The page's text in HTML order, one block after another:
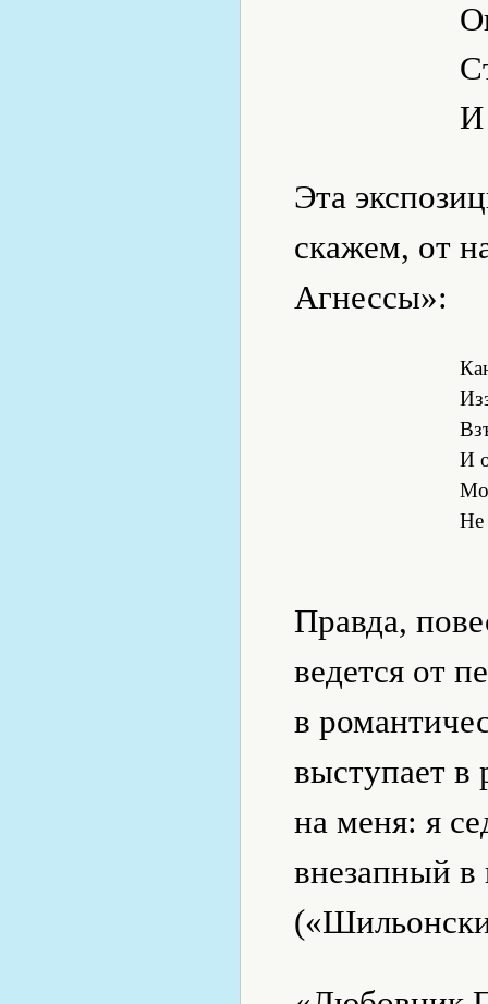
И
Эта
скажем, от
Агнессы»:
И
Не
Правда,
ведется от
в
выступает в
на меня: я
внезапный в